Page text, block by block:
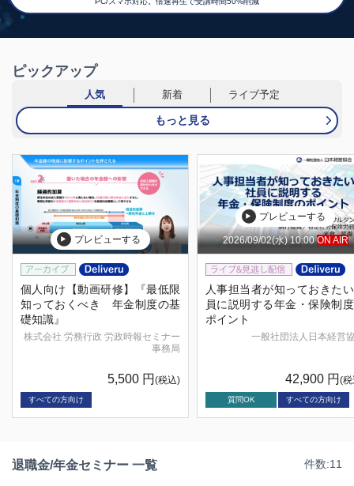
ピックアップ
人気 新着 ライブ予定
もっと見る
プレビューする
個人向け【動画研修】『最低限
知っておくべき 年金制度の基
礎知識』
株式会社 労務行政 労政時報セミナー
事務局
5,500 円(税込)
すべての方向け
プレビューする
2026/09/02(水) 10:00ON AIR
人事担当者が知っておきた
員に説明する年金・保険制
ポイント
一般社団法人日本経営
42,900 円(
質問OK すべての方向け
退職金/年金セミナー 一覧 件数:11